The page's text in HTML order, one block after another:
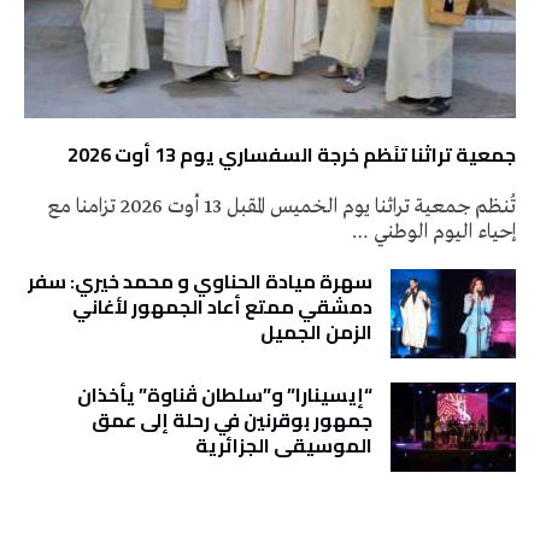
جمعية تراثنا تنَظم خرجة السفساري يوم 13 أوت 2026
تُنظم جمعية تراثنا يوم الخميس المقبل 13 أوت 2026 تزامنا مع
إحياء اليوم الوطني …
سهرة ميادة الحناوي و محمد خيري: سفر
دمشقي ممتع أعاد الجمهور لأغاني
الزمن الجميل
“إيسينارا” و”سلطان ڤناوة” يأخذان
جمهور بوقرنين في رحلة إلى عمق
الموسيقى الجزائرية